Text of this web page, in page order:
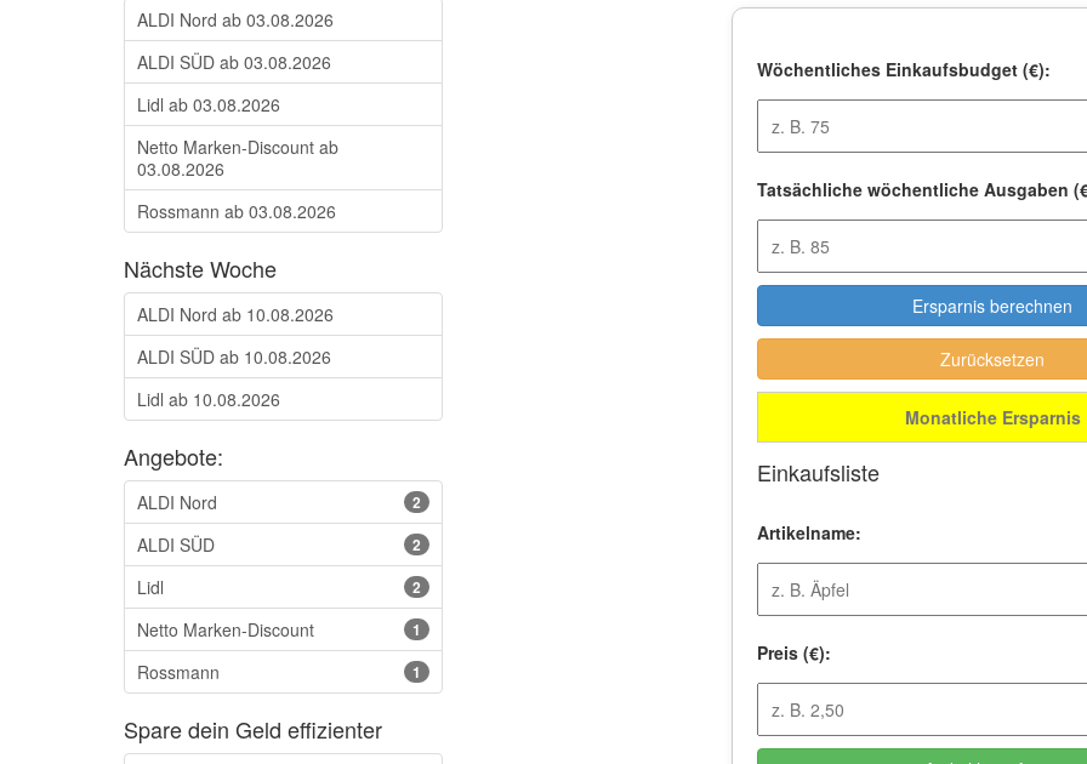
ALDI Nord ab 03.08.2026
ALDI SÜD ab 03.08.2026
Lidl ab 03.08.2026
Netto Marken-Discount ab
03.08.2026
Rossmann ab 03.08.2026
Nächste Woche
ALDI Nord ab 10.08.2026
ALDI SÜD ab 10.08.2026
Lidl ab 10.08.2026
Angebote:
2
ALDI Nord
2
ALDI SÜD
2
Lidl
1
Netto Marken-Discount
1
Rossmann
Spare dein Geld effizienter
Wöchentliches Einkaufsbudget (€):
Tatsächliche wöchentliche Ausgaben
Ersparnis berechnen
Zurücksetzen
Einkaufsliste
Artikelname:
Preis (€):